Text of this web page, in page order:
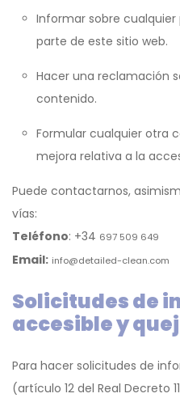
Informar sobre
parte de este sitio web.
Hacer una reclamación
contenido.
Formular cualquier otra
mejora relativa a la
Puede contactarnos,
vías:
Teléfono: +34 697 509 649
Email: info@detailed-clean.com
Solicitudes de
accesible y
Para hacer solicitudes de
(artículo 12 del Real Decreto